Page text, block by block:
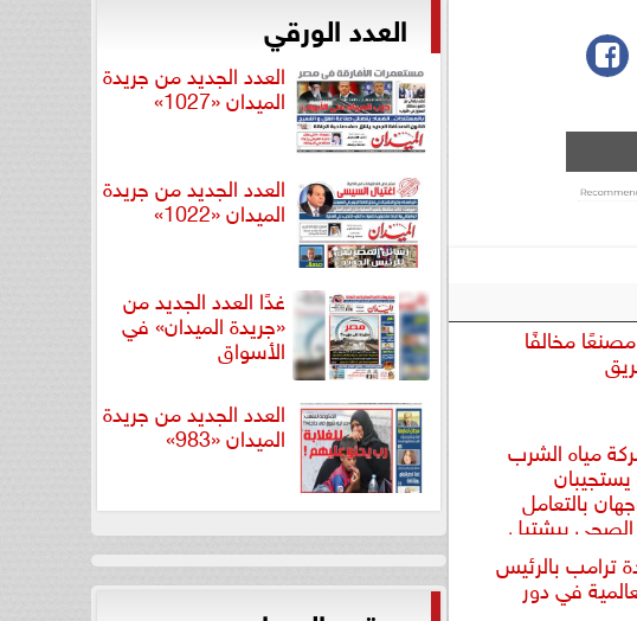
مخالفًا
مياه الشرب
بالتعامل
ببشتيل
ترامب بالرئيس
في دور
العدد الورقي
العدد الجديد من جريدة
الميدان «1027»
العدد الجديد من جريدة
الميدان «1022»
غدًا العدد الجديد من
«جريدة الميدان» في
الأسواق
العدد الجديد من جريدة
الميدان «983»